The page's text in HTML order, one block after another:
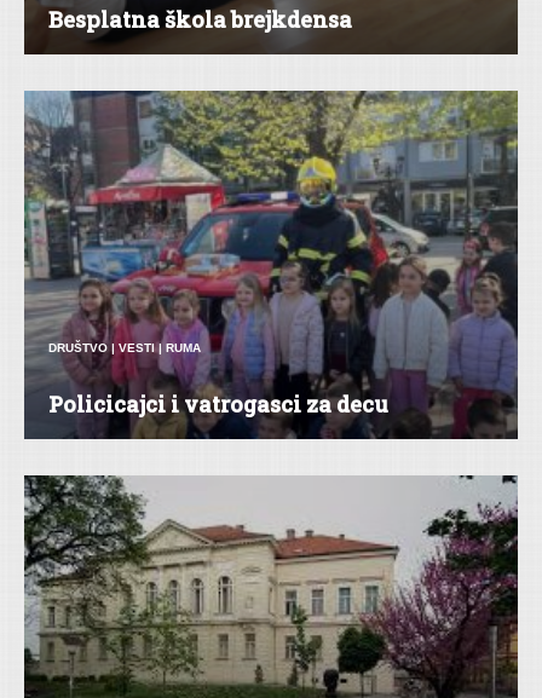
Besplatna škola brejkdensa
DRUŠTVO | VESTI| RUMA
Policicajci i vatrogasci za decu